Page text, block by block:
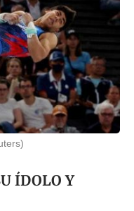
ÍDOLO Y